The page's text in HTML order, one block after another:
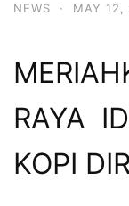
NEWS · MAY 12,
RAYA
KOPI